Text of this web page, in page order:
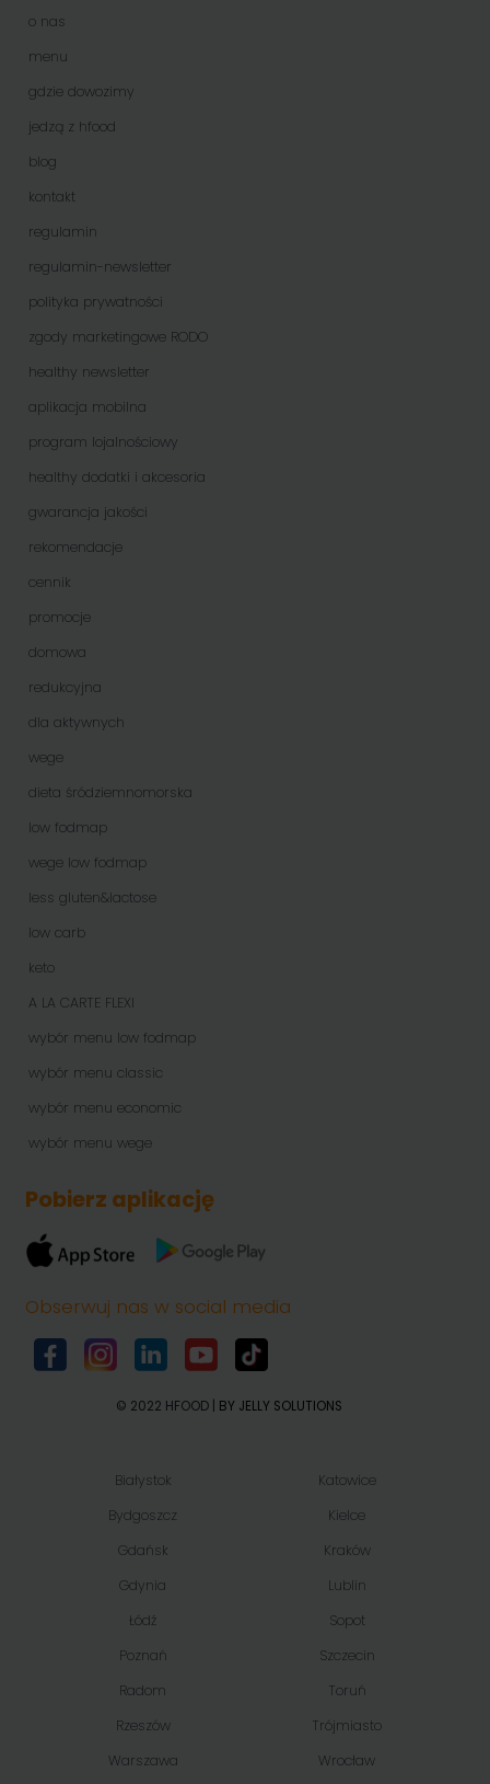
o nas
menu
gdzie dowozimy
jedzą z hfood
blog
kontakt
regulamin
regulamin-newsletter
polityka prywatności
zgody marketingowe RODO
healthy newsletter
aplikacja mobilna
program lojalnościowy
healthy dodatki i akcesoria
gwarancja jakości
rekomendacje
cennik
promocje
domowa
redukcyjna
dla aktywnych
wege
dieta śródziemnomorska
low fodmap
wege low fodmap
less gluten&lactose
low carb
keto
A LA CARTE FLEXI
wybór menu low fodmap
wybór menu classic
wybór menu economic
wybór menu wege
Pobierz aplikację
Obserwuj nas w social media
© 2022 HFOOD | BY JELLY SOLUTIONS
Białystok
Bydgoszcz
Gdańsk
Gdynia
Katowice
Kielce
Kraków
Lublin
Łódź
Poznań
Radom
Rzeszów
Sopot
Szczecin
Toruń
Trójmiasto
Warszawa
Wrocław